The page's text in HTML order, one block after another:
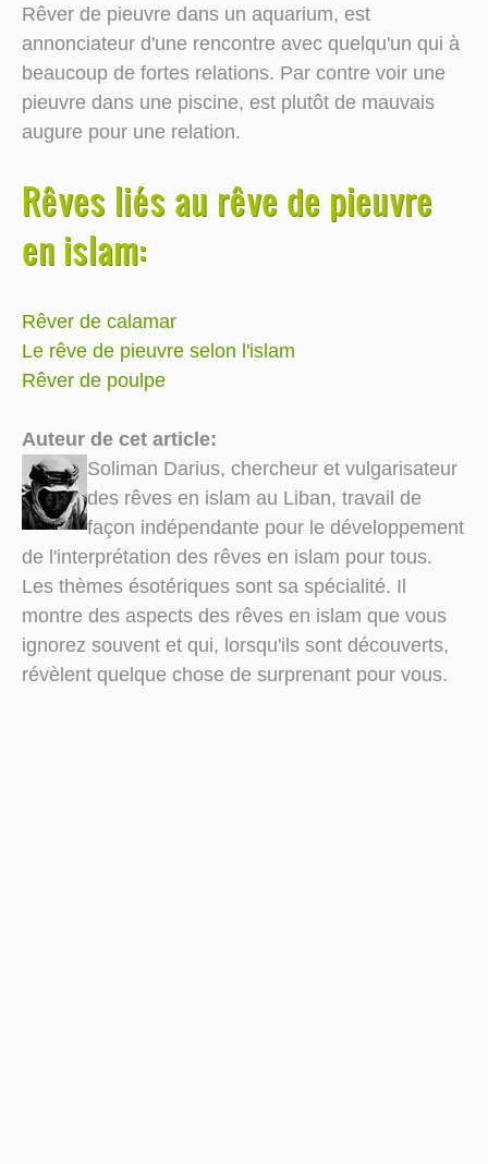
Rêver de pieuvre dans un aquarium, est
annonciateur d'une rencontre avec quelqu'un qui à
beaucoup de fortes relations. Par contre voir une
pieuvre dans une piscine, est plutôt de mauvais
augure pour une relation.
Rêves liés au rêve de pieuvre
en islam:
Rêver de calamar
Le rêve de pieuvre selon l'islam
Rêver de poulpe
Auteur de cet article:
Soliman Darius, chercheur et vulgarisateur
des rêves en islam au Liban, travail de
façon indépendante pour le développement
de l'interprétation des rêves en islam pour tous.
Les thèmes ésotériques sont sa spécialité. Il
montre des aspects des rêves en islam que vous
ignorez souvent et qui, lorsqu'ils sont découverts,
révèlent quelque chose de surprenant pour vous.